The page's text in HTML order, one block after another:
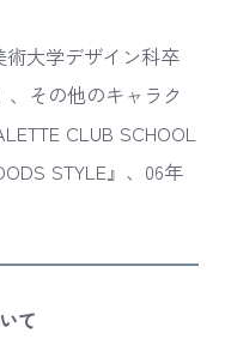
術大学デザイン科卒
その他のキャラク
CLUB SCHOOL
STYLE』、06年
て